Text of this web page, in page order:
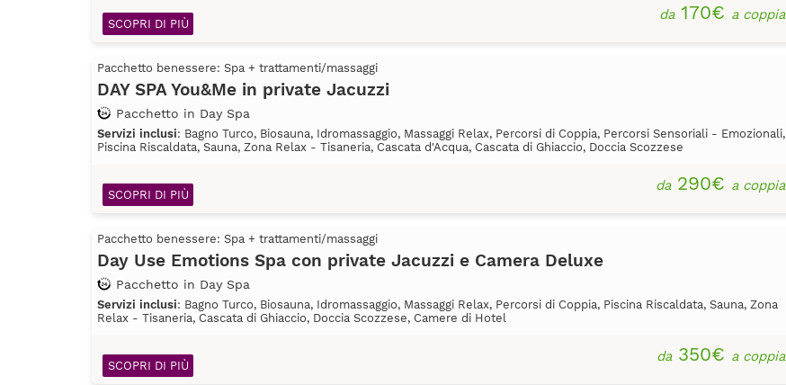
da170€ a coppia
SCOPRI DI PIÙ
Pacchetto benessere: Spa + trattamenti/massaggi
DAY SPA You&Me in private Jacuzzi
Pacchetto in Day Spa
Servizi inclusi: Bagno Turco, Biosauna, Idromassaggio, Massaggi Relax, Percorsi di Coppia, Percorsi Sensoriali - Emozionali,
Piscina Riscaldata, Sauna, Zona Relax - Tisaneria, Cascata d'Acqua, Cascata di Ghiaccio, Doccia Scozzese
da290€ a coppia
SCOPRI DI PIÙ
Pacchetto benessere: Spa + trattamenti/massaggi
Day Use Emotions Spa con private Jacuzzi e Camera Deluxe
Pacchetto in Day Spa
Servizi inclusi: Bagno Turco, Biosauna, Idromassaggio, Massaggi Relax, Percorsi di Coppia, Piscina Riscaldata, Sauna, Zona
Relax - Tisaneria, Cascata di Ghiaccio, Doccia Scozzese, Camere di Hotel
da350€ a coppia
SCOPRI DI PIÙ